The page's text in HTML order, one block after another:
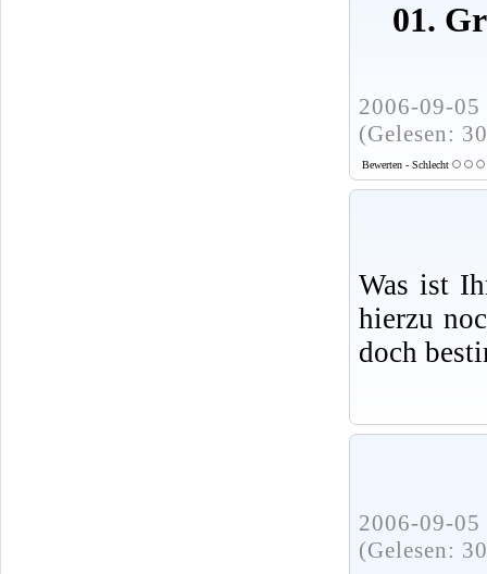
01.
2006-09-
(Gelesen:
Bewerten - Schlecht
Was ist
hierzu
doch
2006-09-
(Gelesen: